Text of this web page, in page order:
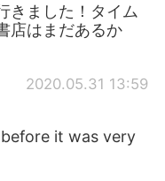
きました！タイム
店はまだあるか
2020.05.31 13:59
it was very